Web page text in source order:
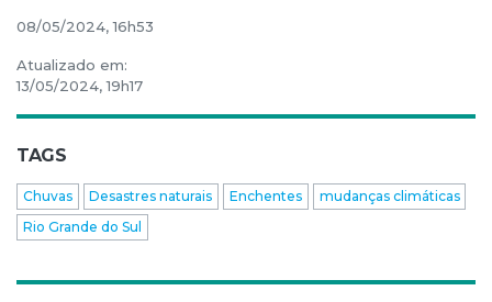
08/05/2024, 16h53
Atualizado em:
13/05/2024, 19h17
TAGS
Chuvas Desastres naturais Enchentes
mudanças climáticas
Rio Grande do Sul